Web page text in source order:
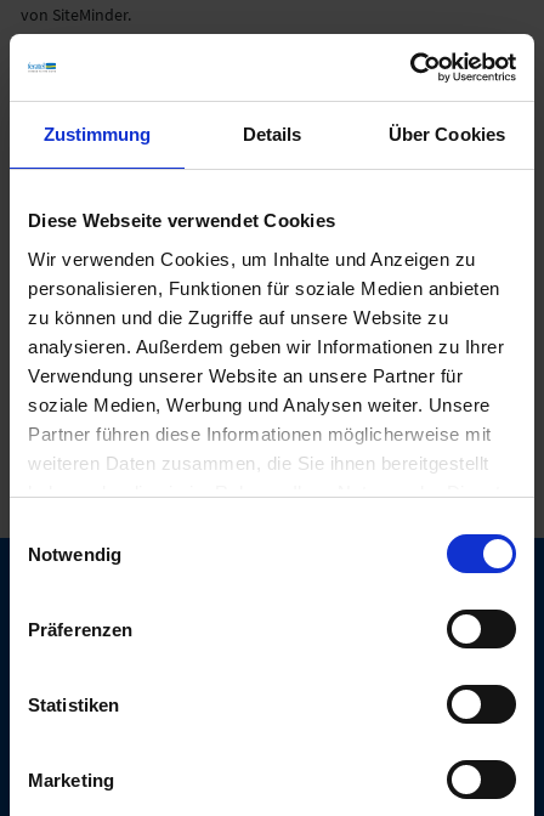
Zustimmung Details Über Cookies
Diese Webseite verwendet Cookies
Wir verwenden Cookies, um Inhalte und Anzeigen zu
personalisieren, Funktionen für soziale Medien anbieten
zu können und die Zugriffe auf unsere Website zu
analysieren. Außerdem geben wir Informationen zu Ihrer
Verwendung unserer Website an unsere Partner für
soziale Medien, Werbung und Analysen weiter. Unsere
Partner führen diese Informationen möglicherweise mit
weiteren Daten zusammen, die Sie ihnen bereitgestellt
haben oder die sie im Rahmen Ihrer Nutzung der Dienste
Cookies, wenn Sie unsere Webseite weiterhin nutzen.
Notwendig
Präferenzen
Statistiken
Marketing
von SiteMinder.
Im aktuellen Leitfaden für Hoteliers untersucht SiteMinder
Vertriebskanäle in mehr als 20 Reiseländern. Die Analyse der
ein breiteres Spektrum an Buchungsmöglichkeiten setzten und
Direktbuchungen deutlich zugelegt haben. Hotelbuchungen
zehn Prozent des Vorjahrniveaus gefallen.
E-Book .pdf-Download
Top booking revenue makers of 2020
plus predictions and tips for 2021
03.02.2021
Treten Sie mit uns heute noch
Wir freuen uns auf neue Aufgaben und